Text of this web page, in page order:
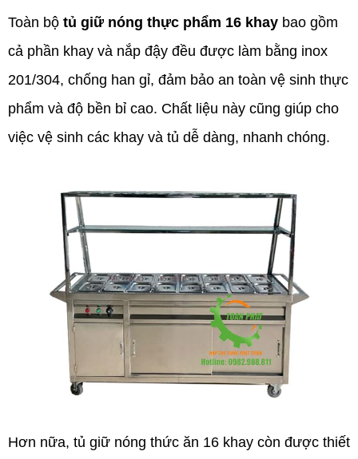
Toàn bộ tủ giữ nóng thực phẩm 16 khay bao gồm
cả phần khay và nắp đậy đều được làm bằng inox
201/304, chống han gỉ, đảm bảo an toàn vệ sinh thực
phẩm và độ bền bỉ cao. Chất liệu này cũng giúp cho
việc vệ sinh các khay và tủ dễ dàng, nhanh chóng.
Hơn nữa, tủ giữ nóng thức ăn 16 khay còn được thiết